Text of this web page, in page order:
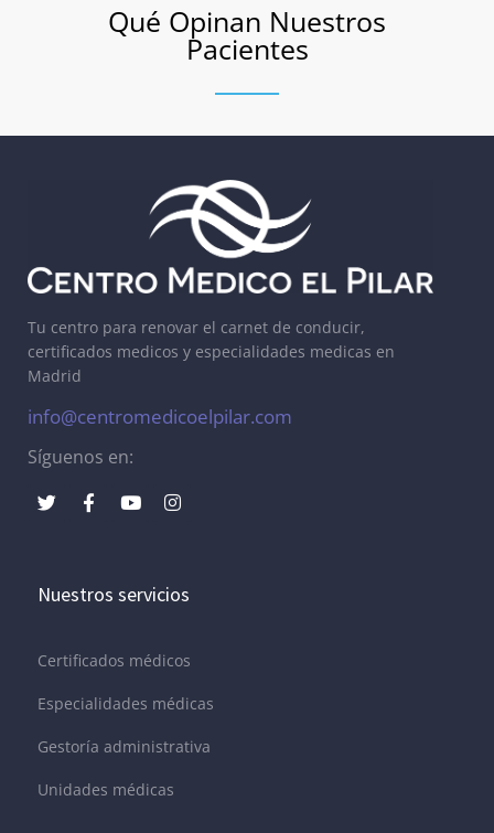
Qué Opinan Nuestros
Pacientes
Tu centro para renovar el carnet de conducir,
certificados medicos y especialidades medicas en
Madrid
info@centromedicoelpilar.com
Síguenos en:
Nuestros servicios
Certificados médicos
Especialidades médicas
Gestoría administrativa
Unidades médicas